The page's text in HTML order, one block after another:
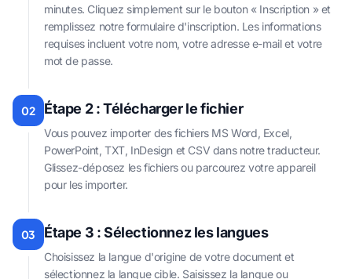
minutes. Cliquez simplement sur le bouton « Inscription » et
remplissez notre formulaire d'inscription. Les informations
requises incluent votre nom, votre adresse e-mail et votre
mot de passe.
02 Étape 2 : Télécharger le fichier
Vous pouvez importer des fichiers MS Word, Excel,
PowerPoint, TXT, InDesign et CSV dans notre traducteur.
Glissez-déposez les fichiers ou parcourez votre appareil
pour les importer.
03 Étape 3 : Sélectionnez les langues
Choisissez la langue d'origine de votre document et
sélectionnez la langue cible. Saisissez la langue ou